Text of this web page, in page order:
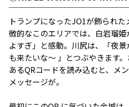
トランプになったJO1が飾られ
徴的なこのエリアでは、白岩瑠
よすぎ」と感動。川尻は、「夜
も来たいな〜 」とつぶやきます
あるQRコードを読み込むと、メ
メッセージが。